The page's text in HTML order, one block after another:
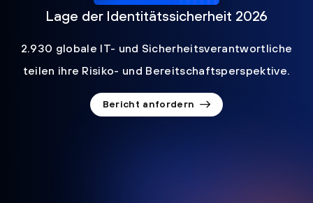
Lage der Identitätssicherheit 2026
2.930 globale IT- und Sicherheitsverantwortliche
teilen ihre Risiko- und Bereitschaftsperspektive.
Bericht anfordern